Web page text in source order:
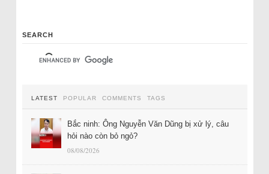
SEARCH
LATEST POPULAR COMMENTS TAGS
Bắc ninh: Ông Nguyễn Văn Dũng bị xử lý, câu
hỏi nào còn bỏ ngỏ?
08/08/2026